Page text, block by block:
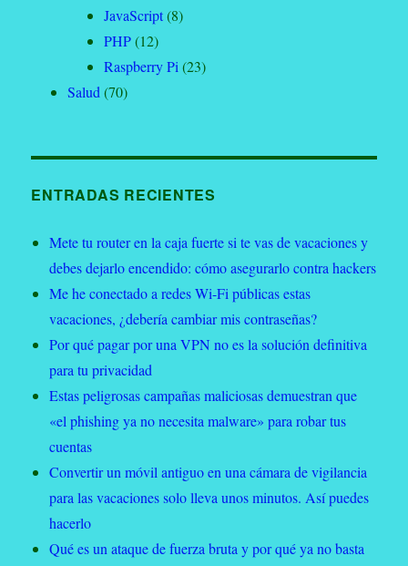
JavaScript(8)
PHP(12)
Raspberry Pi (23)
Salud (70)
ENTRADAS RECIENTES
Mete tu router en la caja fuerte si te vas de vacaciones y
debes dejarlo encendido: cómo asegurarlo contra hackers
Me he conectado a redes Wi-Fi públicas estas
vacaciones, ¿debería cambiar mis contraseñas?
Por qué pagar por una VPN no es la solución definitiva
para tu privacidad
Estas peligrosas campañas maliciosas demuestran que
«el phishing ya no necesita malware» para robar tus
cuentas
Convertir un móvil antiguo en una cámara de vigilancia
para las vacaciones solo lleva unos minutos. Así puedes
hacerlo
Qué es un ataque de fuerza bruta y por qué ya no basta